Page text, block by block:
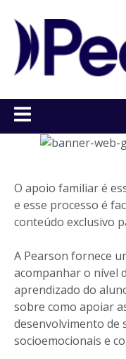
O apoio familiar é
e esse processo é
conteúdo exclusivo
A Pearson fornece
acompanhar o nível
aprendizado do
sobre como apoiar
desenvolvimento de
socioemocionais e